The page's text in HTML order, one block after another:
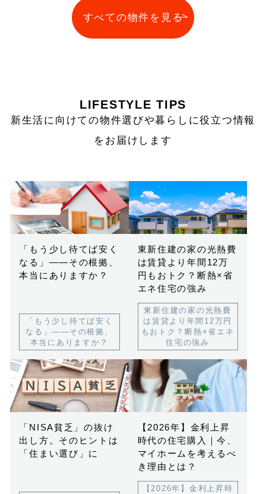
すべての物件を見る
LIFESTYLE TIPS
新生活に向けての物件選びや暮らしに役立つ情報
をお届けします
「もう少し待てば安く
なる」——その根拠、
本当にありますか？
「もう少し待てば安く
なる」——その根拠、
本当にありますか？
東新住建の家の光熱費
は賃貸より年間12万
円もおトク？断熱×省
エネ住宅の強み
東新住建の家の光熱費
は賃貸より年間12万円
もおトク？断熱×省エネ
住宅の強み
「NISA貧乏」の抜け
出し方。そのヒントは
「住まい選び」に
【2026年】金利上昇
時代の住宅購入｜今、
マイホームを考えるべ
き理由とは？
【2026年】金利上昇時